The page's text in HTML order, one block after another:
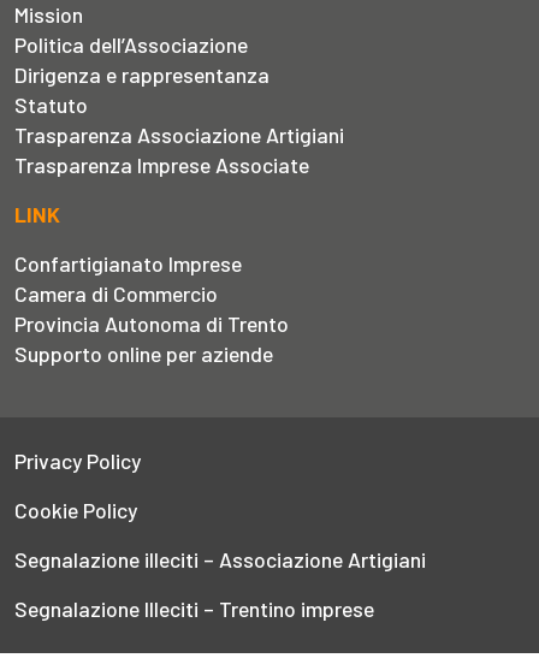
Mission
Politica dell’Associazione
Dirigenza e rappresentanza
Statuto
Trasparenza Associazione Artigiani
Trasparenza Imprese Associate
LINK
Confartigianato Imprese
Camera di Commercio
Provincia Autonoma di Trento
Supporto online per aziende
Privacy Policy
Cookie Policy
Segnalazione illeciti – Associazione Artigiani
Segnalazione Illeciti – Trentino imprese